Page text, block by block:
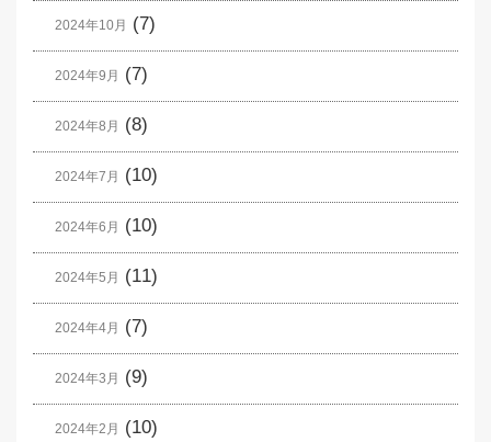
2024年10月 (7)
2024年9月 (7)
2024年8月 (8)
2024年7月 (10)
2024年6月 (10)
2024年5月 (11)
2024年4月 (7)
2024年3月 (9)
2024年2月 (10)